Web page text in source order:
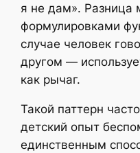
я не дам». Разница
формулировками
случае человек
другом —
как рычаг.
Такой паттерн
детский опыт
единственным